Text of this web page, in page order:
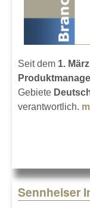
Seit dem 1.
Gebiete
verantwortlich.
Sennheiser